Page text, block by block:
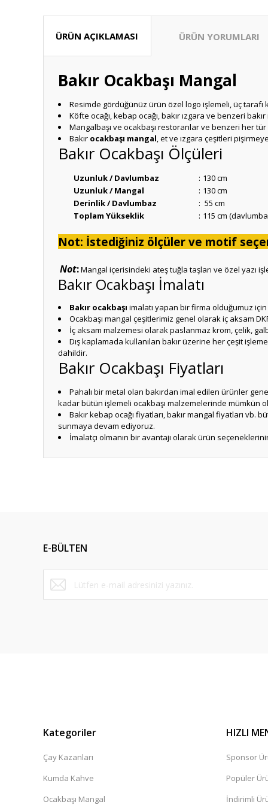
ÜRÜN AÇIKLAMASI ÜRÜN YORUMLARI
Bakır Ocakbaşı Mangal
Resimde gördüğünüz ürün özel logo işlemeli, üç tarafı
Köfte ocağı, kebap ocağı, bakır ızgara ve benzeri
Mangalbaşı ve ocakbaşı restoranlar ve benzeri her tür
Bakır ocakbaşı mangal, et ve ızgara çeşitleri
Bakır Ocakbaşı Ölçüleri
Uzunluk / Davlumbaz : 130 cm
Uzunluk / Mangal
: 130 cm
Derinlik / Davlumbaz
: 55 cm
Toplam Yükseklik
: 115 cm
Not: İstediğiniz ölçüler ve motif
Not:Mangal içerisindeki ateş tuğla taşları ve özel yazı
Bakır Ocakbaşı İmalatı
Bakır ocakbaşı imalatı yapan bir firma olduğumuz
Ocakbaşı mangal çeşitlerimiz genel olarak iç aksam
İç aksam malzemesi olarak paslanmaz krom, çelik,
Dış kaplamada kullanılan bakır üzerine her çeşit
dahildir.
Bakır Ocakbaşı Fiyatları
Pahalı bir metal olan bakırdan imal edilen ürünler
kadar bütün işlemeli ocakbaşı malzemelerinde mümkün
Bakır kebap ocağı fiyatları, bakır mangal fiyatları
sunmaya devam ediyoruz.
İmalatçı olmanın bir avantajı olarak ürün
Ürün bilgilerinde hatalar bulunuyor.
Ürün fiyatı diğer sitelerden daha pahalı.
Bu ürüne benzer farklı alternatifler olmalı.
E-BÜLTEN
Kategoriler
Çay Kazanları
Kumda Kahve
Ocakbaşı Mangal
HIZLI
Sponsor
Popüler
İndirimli